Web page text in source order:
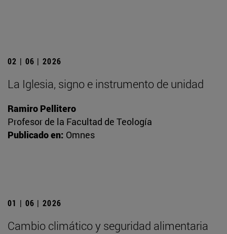
02 | 06 | 2026
La Iglesia, signo e instrumento de unidad
Ramiro Pellitero
Profesor de la Facultad de Teología
Publicado en: Omnes
01 | 06 | 2026
Cambio climático y seguridad alimentaria